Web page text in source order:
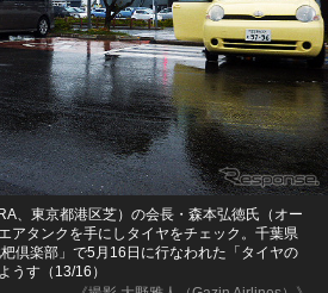
、東京都港区芝）の会長・森本弘徳氏（オー
アタンクを手にしタイヤをチェック。千葉県
倶楽部」で5月16日に行なわれた「タイヤの
うす（13/16）